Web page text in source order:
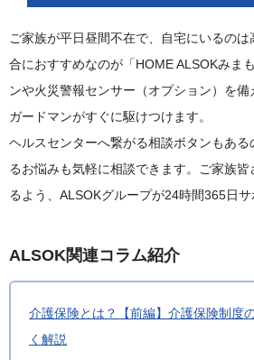
ご家族が平日昼間不在で、自宅にいるの
合におすすめなのが「HOME ALSOKみま
ンや火災警報センサー（オプション）を
ガードマンがすぐに駆けつけます。
ヘルスセンターへ繋がる相談ボタンもあ
るお悩みも気軽に相談できます。ご家族皆
るよう、ALSOKグループが24時間365日サ
ALSOK関連コラム紹介
介護保険とは？【前編】介護保険制度
く解説